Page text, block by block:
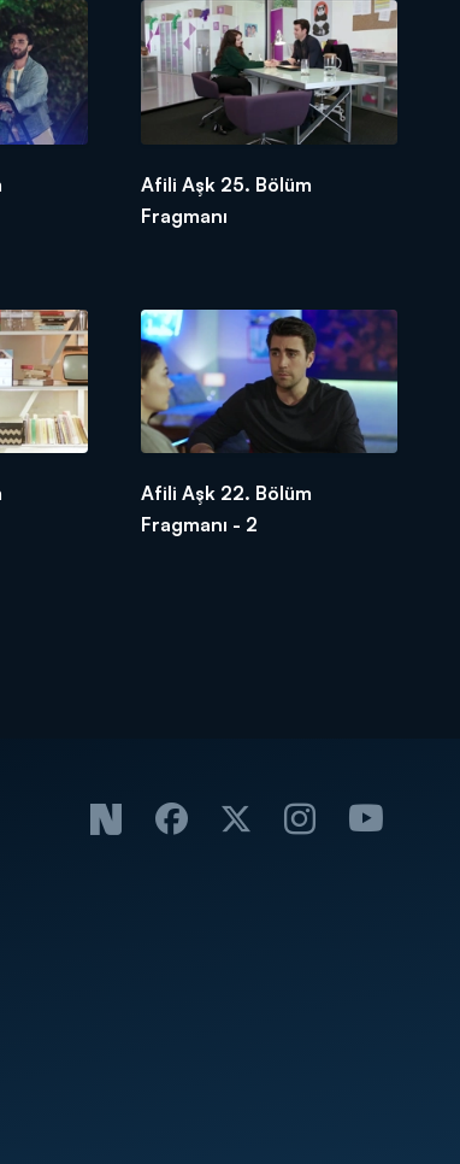
Afili Aşk 25. Bölüm
Fragmanı
Afili Aşk 22. Bölüm
Fragmanı - 2